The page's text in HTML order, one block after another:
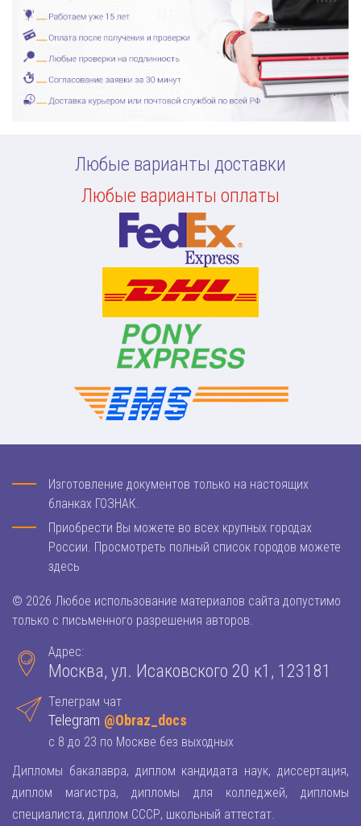
Любые варианты доставки
Любые варианты оплаты
Изготовление документов только на настоящих
бланках ГОЗНАК.
Приобрести Вы можете во всех крупных городах
России. Просмотреть полный список городов можете
здесь
© 2026 Любое использование материалов сайта допустимо
только с письменного разрешения авторов.
Адрес:
Москва, ул. Исаковского 20 к1, 123181
Телеграм чат
Telegram @Obraz_docs
с 8 до 23 по Москве без выходных
Дипломы бакалавра, диплом кандидата наук, диссертация,
диплом магистра, дипломы для колледжей, дипломы
специалиста, диплом СССР, школьный аттестат.